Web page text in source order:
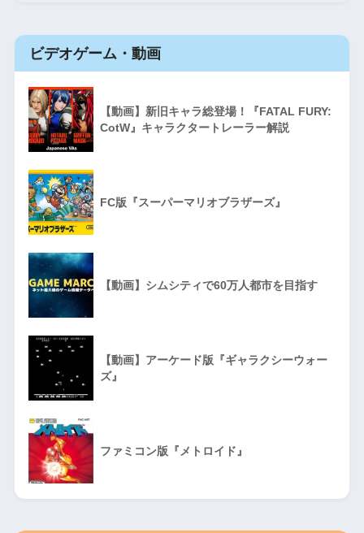
ビデオゲーム・動画
【動画】新旧キャラ総登場！『FATAL FURY:
CotW』キャラクタートレーラー解説
FC版『スーパーマリオブラザーズ』
【動画】シムシティで60万人都市を目指す
【動画】アーケード版『ギャラクシーウォー
ズ』
ファミコン版『メトロイド』